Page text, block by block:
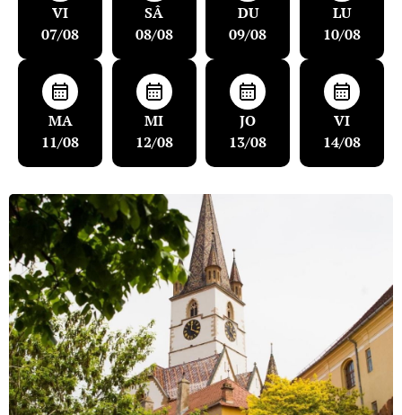
VI
07/08
SÂ
08/08
DU
09/08
LU
10/08
MA
11/08
MI
12/08
JO
13/08
VI
14/08